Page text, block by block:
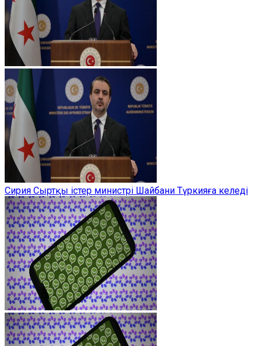
Сирия Сыртқы істер министрі Шайбани Түркияға келеді